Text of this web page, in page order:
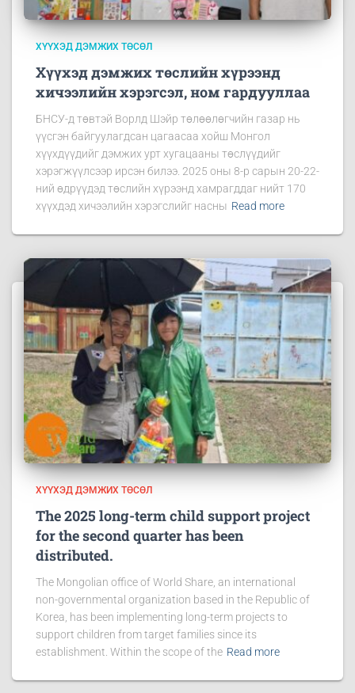
ХҮҮХЭД ДЭМЖИХ ТӨСӨЛ
Хүүхэд дэмжих төслийн хүрээнд
хичээлийн хэрэгсэл, ном гардууллаа
БНСУ-д төвтэй Ворлд Шэйр төлөөлөгчийн газар нь
үүсгэн байгуулагдсан цагаасаа хойш Монгол
хүүхдүүдийг дэмжих урт хугацааны төслүүдийг
хэрэгжүүлсээр ирсэн билээ. 2025 оны 8-р сарын 20-22-
ний өдрүүдэд төслийн хүрээнд хамрагддаг нийт 170
хүүхдэд хичээлийн хэрэгслийг насны Read more
ХҮҮХЭД ДЭМЖИХ ТӨСӨЛ
The 2025 long-term child support project
for the second quarter has been
distributed.
The Mongolian office of World Share, an international
non-governmental organization based in the Republic of
Korea, has been implementing long-term projects to
support children from target families since its
establishment. Within the scope of the Read more